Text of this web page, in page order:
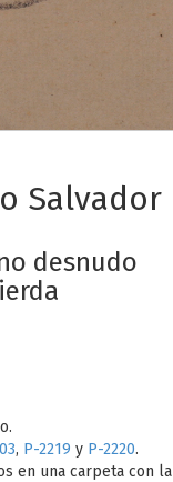
Salvador
desnudo
, P-2219 y P-2220.
en una carpeta con la